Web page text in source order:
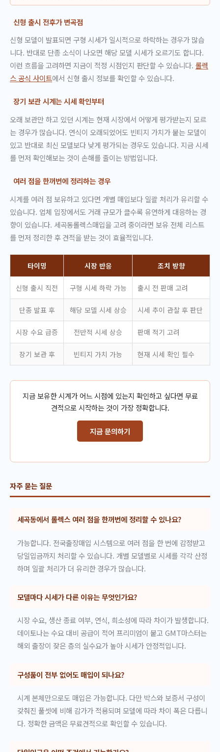
신형 출시 전후가 변곡점
신형 모델이 발표되면 구형 시세가 일시적으로 하락하는 경우가 많습
니다. 반대로 단종 소식이 나오면 해당 모델 시세가 오르기도 합니다.
이런 흐름을 고려하면 지금이 적정 시점인지 판단할 수 있습니다. 롤렉
스 공식 사이트에서 신형 출시 정보를 확인할 수 있습니다.
장기 보관 시계는 시세 확인부터
오래 보관만 하고 있던 시계는 현재 시장에서 어떻게 평가받는지 모르
는 경우가 많습니다. 연식이 오래되었어도 빈티지 가치가 붙는 모델이
있고 반대로 최신 모델보다 낮게 평가되는 경우도 있습니다. 지금 시세
를 먼저 확인해보는 것이 손해를 줄이는 방법입니다.
여러 점을 한꺼번에 정리하는 경우
시계를 여러 점 보유하고 있다면 개별 매입보다 일괄 처리가 유리할 수
있습니다. 업체 입장에서도 거래 규모가 클수록 유연하게 대응하는 경
향이 있습니다. 세곡동롤렉스매입을 고려 중이라면 보유 전체 리스트
를 먼저 정리한 후 견적을 받는 것이 효율적입니다.
타이밍 시장 반응 조치 방향
신형 출시 직전 구형 시세 하락 가능 출시 전 판매 고려
단종 발표 후 해당 모델 시세 상승 시세 추이 관찰 후 판단
시장 수요 급증 전반적 시세 상승 판매 적기 고려
장기 보관 후 빈티지 가치 가능 현재 시세 확인 필수
지금 보유한 시계가 어느 시점에 있는지 확인하고 싶다면 무료
견적으로 시작하는 것이 가장 정확합니다.
지금 문의하기
자주 묻는 질문
세곡동에서 롤렉스 여러 점을 한꺼번에 정리할 수 있나요?
가능합니다. 전국출장매입 시스템으로 여러 점을 한 번에 감정받고
당일입금까지 처리할 수 있습니다. 개별 모델별로 시세를 각각 산정
하며 일괄 처리가 더 유리한 경우가 많습니다.
모델마다 시세가 다른 이유는 무엇인가요?
시장 수요, 생산 종료 여부, 연식, 희소성에 따라 차이가 발생합니다.
데이토나는 수요 대비 공급이 적어 프리미엄이 붙고 GMT마스터는
해외 출장이 잦은 층의 실수요가 높아 시세가 안정적입니다.
구성품이 전부 없어도 매입이 되나요?
시계 본체만으로도 매입은 가능합니다. 다만 박스와 보증서 구성이
갖춰진 풀셋에 비해 감가가 적용되며 모델에 따라 차이 폭은 다릅니
다. 정확한 금액은 무료견적으로 확인할 수 있습니다.